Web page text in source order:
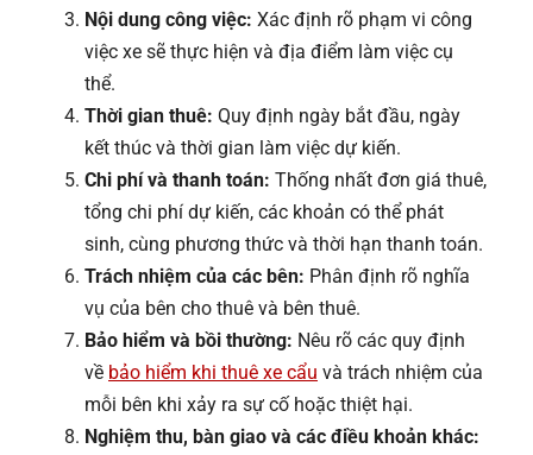
Nội dung công việc: Xác định rõ phạm vi công
việc xe sẽ thực hiện và địa điểm làm việc cụ
thể.
Thời gian thuê: Quy định ngày bắt đầu, ngày
kết thúc và thời gian làm việc dự kiến.
Chi phí và thanh toán: Thống nhất đơn giá thuê,
tổng chi phí dự kiến, các khoản có thể phát
sinh, cùng phương thức và thời hạn thanh toán.
Trách nhiệm của các bên: Phân định rõ nghĩa
vụ của bên cho thuê và bên thuê.
Bảo hiểm và bồi thường: Nêu rõ các quy định
về bảo hiểm khi thuê xe cẩu và trách nhiệm của
mỗi bên khi xảy ra sự cố hoặc thiệt hại.
Nghiệm thu, bàn giao và các điều khoản khác: